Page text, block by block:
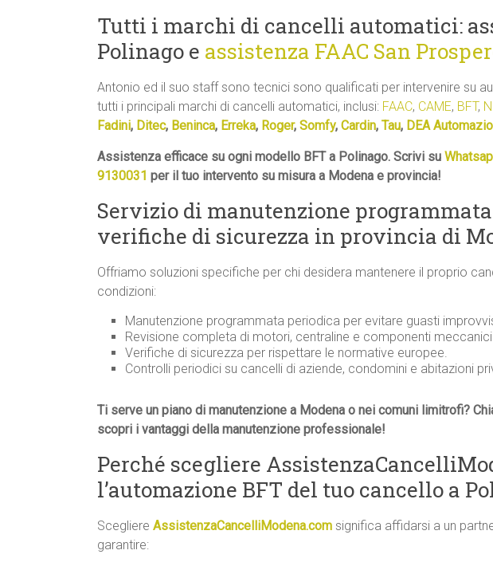
Tutti i marchi di cancelli automatici:
Polinago e assistenza FAAC San
Antonio ed il suo staff sono tecnici sono qualificati per intervenire su
tutti i principali marchi di cancelli automatici, inclusi: FAAC, CAME, BFT,
Fadini, Ditec, Beninca, Erreka, Roger, Somfy, Cardin, Tau, DEA
Assistenza efficace su ogni modello BFT a Polinago. Scrivi su
9130031 per il tuo intervento su misura a Modena e provincia!
Servizio di manutenzione
verifiche di sicurezza in provincia di
Offriamo soluzioni specifiche per chi desidera mantenere il proprio
condizioni:
Manutenzione programmata periodica per evitare guasti
Revisione completa di motori, centraline e componenti
Verifiche di sicurezza per rispettare le normative europee.
Controlli periodici su cancelli di aziende, condomini e abitazioni
Ti serve un piano di manutenzione a Modena o nei comuni limitrofi?
scopri i vantaggi della manutenzione professionale!
Perché scegliere
l’automazione BFT del tuo cancello a
Scegliere AssistenzaCancelliModena.com significa affidarsi a un
garantire: